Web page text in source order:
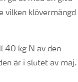
vilken klövermängd
40 kg N av den
är i slutet av maj.